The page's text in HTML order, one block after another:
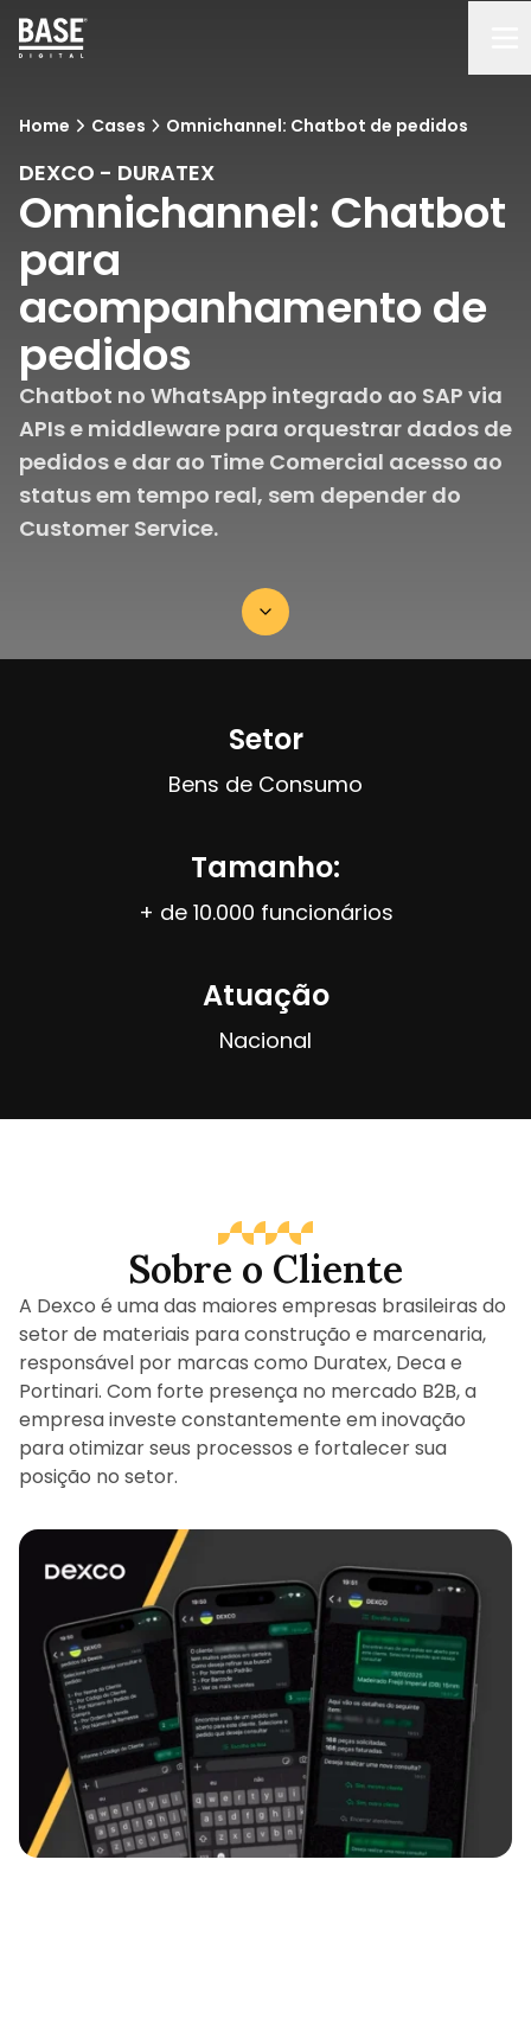
Home Cases Omnichannel: Chatbot de pedidos
DEXCO - DURATEX
Omnichannel: Chatbot
para
acompanhamento de
pedidos
Chatbot no WhatsApp integrado ao SAP via
APIs e middleware para orquestrar dados de
pedidos e dar ao Time Comercial acesso ao
status em tempo real, sem depender do
Customer Service.
Setor
Bens de Consumo
Tamanho:
+ de 10.000 funcionários
Atuação
Nacional
Sobre o Cliente
A Dexco é uma das maiores empresas brasileiras do
setor de materiais para construção e marcenaria,
responsável por marcas como Duratex, Deca e
Portinari. Com forte presença no mercado B2B, a
empresa investe constantemente em inovação
para otimizar seus processos e fortalecer sua
posição no setor.